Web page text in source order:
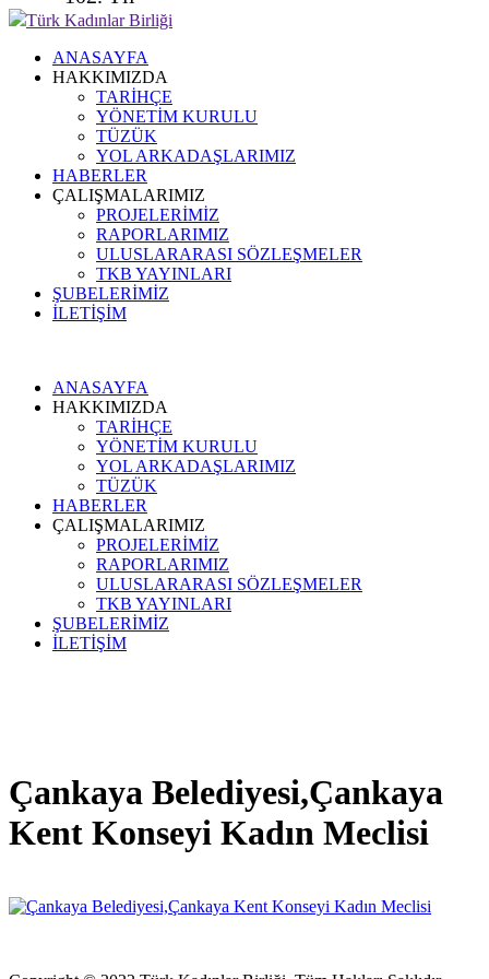
Türk Kadınlar Birliği
ANASAYFA
HAKKIMIZDA
TARİHÇE
YÖNETİM KURULU
TÜZÜK
YOL ARKADAŞLARIMIZ
HABERLER
ÇALIŞMALARIMIZ
PROJELERİMİZ
RAPORLARIMIZ
ULUSLARARASI SÖZLEŞMELER
TKB YAYINLARI
ŞUBELERİMİZ
İLETİŞİM
ANASAYFA
HAKKIMIZDA
TARİHÇE
YÖNETİM KURULU
YOL ARKADAŞLARIMIZ
TÜZÜK
HABERLER
ÇALIŞMALARIMIZ
PROJELERİMİZ
RAPORLARIMIZ
ULUSLARARASI SÖZLEŞMELER
TKB YAYINLARI
ŞUBELERİMİZ
İLETİŞİM
Çankaya Belediyesi,Çankaya
Kent Konseyi Kadın Meclisi